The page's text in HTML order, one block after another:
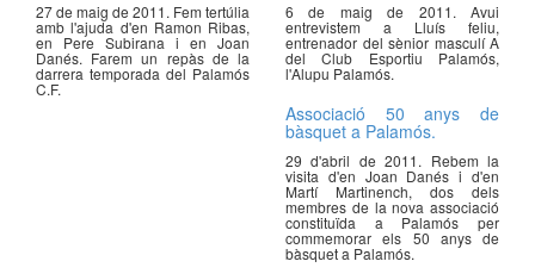
27 de maig de 2011. Fem tertúlia
amb l'ajuda d'en Ramon Ribas,
en Pere Subirana i en Joan
Danés. Farem un repàs de la
darrera temporada del Palamós
C.F.
6 de maig de 2011. Avui
entrevistem a Lluís feliu,
entrenador del sènior masculí A
del Club Esportiu Palamós,
l'Alupu Palamós.
Associació 50 anys de
bàsquet a Palamós.
29 d'abril de 2011. Rebem la
visita d'en Joan Danés i d'en
Martí Martinench, dos dels
membres de la nova associació
constituïda a Palamós per
commemorar els 50 anys de
bàsquet a Palamós.